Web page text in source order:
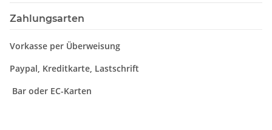
Zahlungsarten
Vorkasse per Überweisung
Paypal, Kreditkarte, Lastschrift
Bar oder EC-Karten